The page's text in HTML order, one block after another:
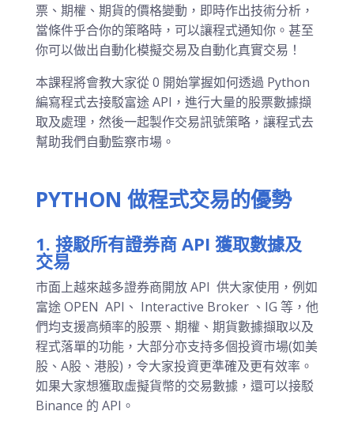
票、期權、期貨的價格變動，即時作出技術分析，
當條件乎合你的策略時，可以讓程式通知你。甚至
你可以做出自動化模擬交易及自動化真實交易！
本課程將會教大家從 0 開始掌握如何透過 Python
編寫程式去接駁富途 API，進行大量的股票數據擷
取及處理，然後一起製作交易訊號策略，讓程式去
幫助我們自動監察市場。
PYTHON 做程式交易的優勢
1. 接駁所有證券商 API 獲取數據及
交易
市面上越來越多證券商開放 API 供大家使用，例如
富途 OPEN API、 Interactive Broker 、IG 等，他
們均支援高頻率的股票、期權、期貨數據擷取以及
程式落單的功能，大部分亦支持多個投資市場(如美
股、A股、港股)，令大家投資更準確及更有效率。
如果大家想獲取虛擬貨幣的交易數據，還可以接駁
Binance 的 API。